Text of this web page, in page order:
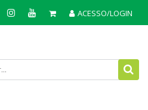
ACESSO/LOGIN